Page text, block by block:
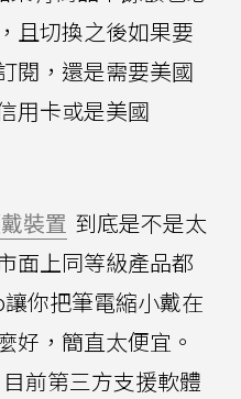
且切換之後如果要
閱，還是需要美國
用卡或是美國
裝置 到底是不是太
面上同等級產品都
你把筆電縮小戴在
好，簡直太便宜。
前第三方支援軟體